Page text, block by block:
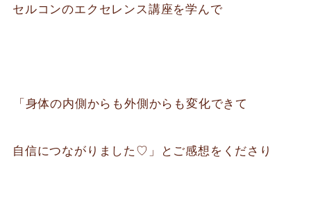
セルコンのエクセレンス講座を学んで
⁡「身体の内側からも外側からも変化できて
自信につながりました♡」とご感想をくださり